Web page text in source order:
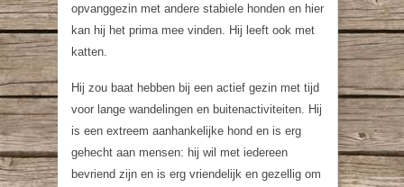
opvanggezin met andere stabiele honden en hier
kan hij het prima mee vinden. Hij leeft ook met
katten.
Hij zou baat hebben bij een actief gezin met tijd
voor lange wandelingen en buitenactiviteiten. Hij
is een extreem aanhankelijke hond en is erg
gehecht aan mensen: hij wil met iedereen
bevriend zijn en is erg vriendelijk en gezellig om